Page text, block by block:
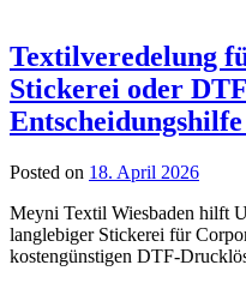
Textilveredelung
Stickerei oder
Posted on 18. April 2026
Meyni Textil Wiesbaden hilft
langlebiger Stickerei für
kostengünstigen DTF-